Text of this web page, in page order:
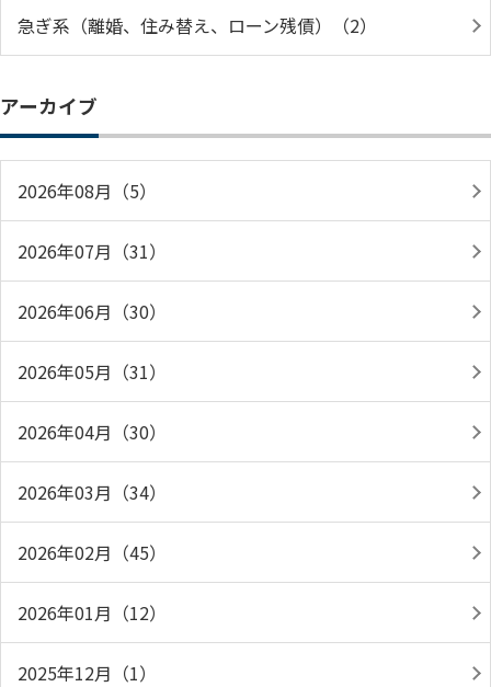
急ぎ系（離婚、住み替え、ローン残債）（2）
アーカイブ
2026年08月（5）
2026年07月（31）
2026年06月（30）
2026年05月（31）
2026年04月（30）
2026年03月（34）
2026年02月（45）
2026年01月（12）
2025年12月（1）